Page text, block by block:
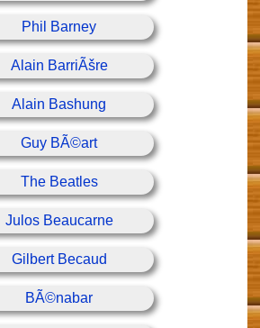
Phil Barney
Alain BarriÃšre
Alain Bashung
Guy BÃ©art
The Beatles
Julos Beaucarne
Gilbert Becaud
BÃ©nabar